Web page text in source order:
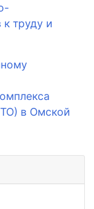
труду и
в Омской